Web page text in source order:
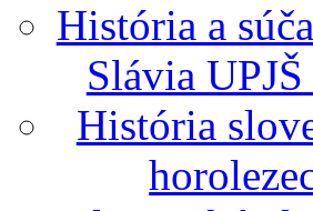
História a
Slávia
História